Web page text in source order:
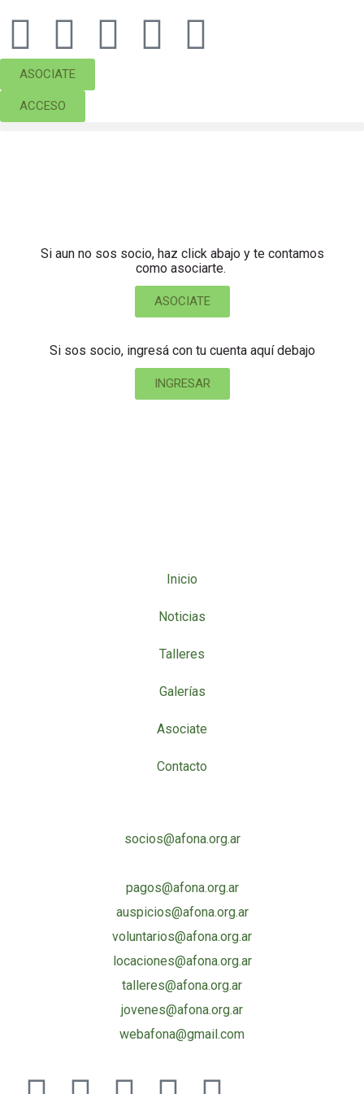
ASOCIATE
ACCESO
Si aun no sos socio, haz click abajo y te contamos
como asociarte.
ASOCIATE
Si sos socio, ingresá con tu cuenta aquí debajo
INGRESAR
Inicio
Noticias
Talleres
Galerías
Asociate
Contacto
socios@afona.org.ar
pagos@afona.org.ar
auspicios@afona.org.ar
voluntarios@afona.org.ar
locaciones@afona.org.ar
talleres@afona.org.ar
jovenes@afona.org.ar
webafona@gmail.com